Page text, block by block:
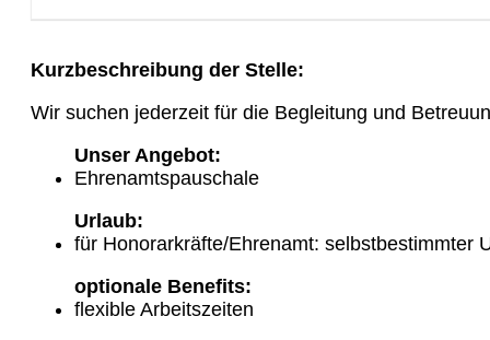
Kurzbeschreibung der Stelle:
Wir suchen jederzeit für die Begleitung und
Unser Angebot:
Ehrenamtspauschale
Urlaub:
für Honorarkräfte/Ehrenamt: selbstbestimmter
optionale Benefits:
flexible Arbeitszeiten